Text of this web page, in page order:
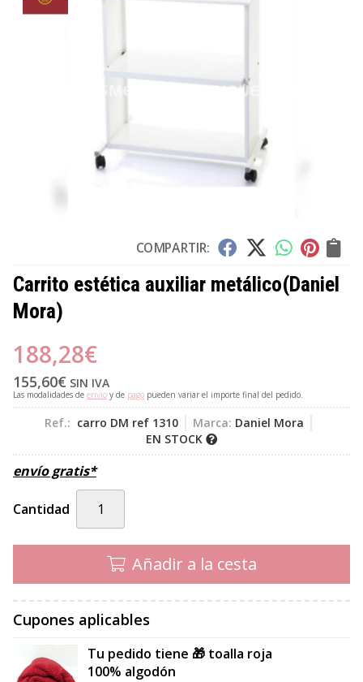
COMPARTIR:
Carrito estética auxiliar metálico(Daniel
Mora)
188,28€
155,60€ SIN IVA
Las modalidades de envío y de pago pueden variar el importe final del pedido.
Ref.: carro DM ref 1310 Marca: Daniel Mora
EN STOCK
envío gratis*
Cantidad
Añadir a la cesta
Cupones aplicables
Tu pedido tiene 🎁 toalla roja
100% algodón